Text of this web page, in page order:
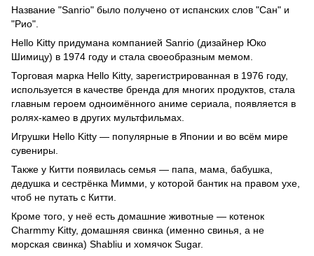
Название "Sanrio" было получено от испанских слов "Сан" и
"Рио".
Hello Kitty придумана компанией Sanrio (дизайнер Юко
Шимицу) в 1974 году и стала своеобразным мемом.
Торговая марка Hello Kitty, зарегистрированная в 1976 году,
используется в качестве бренда для многих продуктов, стала
главным героем одноимённого аниме сериала, появляется в
ролях-камео в других мультфильмах.
Игрушки Hello Kitty — популярные в Японии и во всём мире
сувениры.
Также у Китти появилась семья — папа, мама, бабушка,
дедушка и сестрёнка Мимми, у которой бантик на правом ухе,
чтоб не путать с Китти.
Кроме того, у неё есть домашние животные — котенок
Charmmy Kitty, домашняя свинка (именно свинья, а не
морская свинка) Shabliu и хомячок Sugar.